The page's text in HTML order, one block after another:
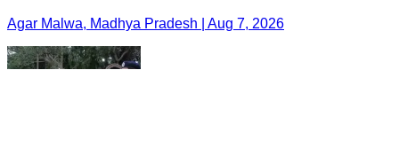
Agar Malwa, Madhya Pradesh | Aug 7, 2026